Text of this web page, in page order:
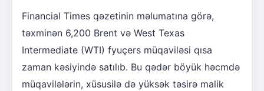
Financial Times qəzetinin məlumatına görə,
təxminən 6,200 Brent və West Texas
Intermediate (WTI) fyuçers müqaviləsi qısa
zaman kəsiyində satılıb. Bu qədər böyük həcmdə
müqavilələrin, xüsusilə də yüksək təsirə malik